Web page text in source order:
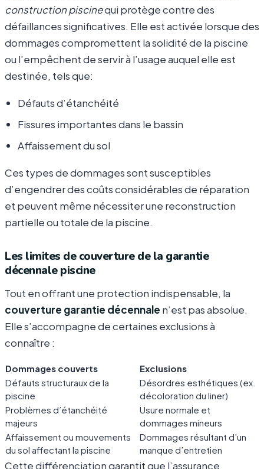
construction piscinequi protège contre des
défaillances significatives. Elle est activée lorsque des
dommages compromettent la solidité de la piscine
ou l’empêchent de servir à l’usage auquel elle est
destinée, tels que:
Défauts d’étanchéité
Fissures importantes dans le bassin
Affaissement du sol
Ces types de dommages sont susceptibles
d’engendrer des coûts considérables de réparation
et peuvent même nécessiter une reconstruction
partielle ou totale de la piscine.
Les limites de couverture de la garantie
décennale piscine
Tout en offrant une protection indispensable, la
couverture garantie décennale n’est pas absolue.
Elle s’accompagne de certaines exclusions à
connaître :
Dommages couverts
Exclusions
Défauts structuraux de la
piscine
Désordres esthétiques (ex.
décoloration du liner)
Problèmes d’étanchéité
majeurs
Usure normale et
dommages mineurs
Affaissement ou mouvements
du sol affectant la piscine
Dommages résultant d’un
manque d’entretien
Cette différenciation garantit que l’assurance